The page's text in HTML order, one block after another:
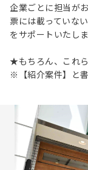
企業ごとに担当が
票には載っていな
をサポートいたしま
★もちろん、これ
※【紹介案件】と